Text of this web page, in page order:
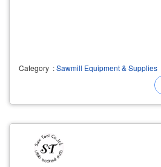
Category :Sawmill Equipment & Supplies